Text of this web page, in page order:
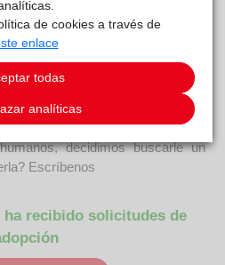
a la que le encantan las
por su familia en una
se capturó para esterilizar, viendo
decidimos buscarle un
Escríbenos
ha recibido solicitudes de
de cookies a través de
enlace
todas
analíticas